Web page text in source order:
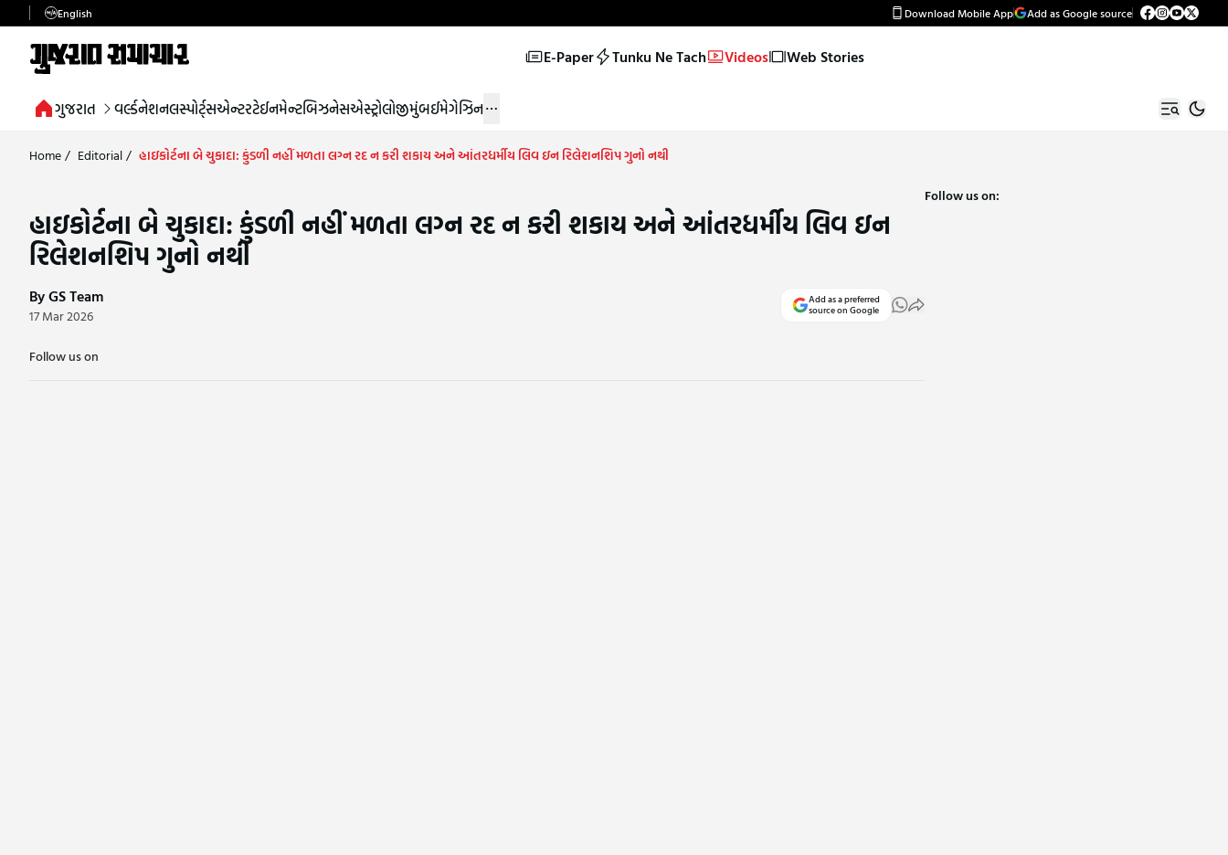
English Download Mobile App Add as Google source
E-Paper Tunku Ne Tach Videos Web Stories
ગુજરાત વર્લ્ડનેશનલસ્પોર્ટ્સએન્ટરટેઈનમેન્ટબિઝનેસએસ્ટ્રોલોજીમુંબઈમેગેઝિન
Home/ Editorial/ હાઇકોર્ટના બે ચુકાદા: કુંડળી નહીં મળતા લગ્ન રદ ન કરી શકાય અને આંતરધર્મીય લિવ ઇન રિલેશનશિપ ગુનો નથી
હાઇકોર્ટના બે ચુકાદા: કુંડળી નહીં મળતા લગ્ન રદ ન કરી શકાય અને આંતરધર્મીય લિવ ઇન
રિલેશનશિપ ગુનો નથી
By GS Team
17 Mar 2026
Add as a preferred
source on Google
Follow us on
Follow us on: